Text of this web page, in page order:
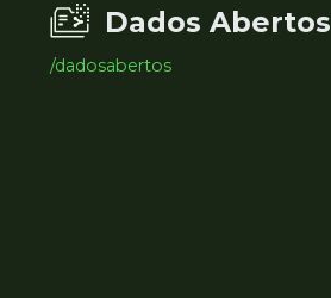
Dados Abertos
/dadosabertos